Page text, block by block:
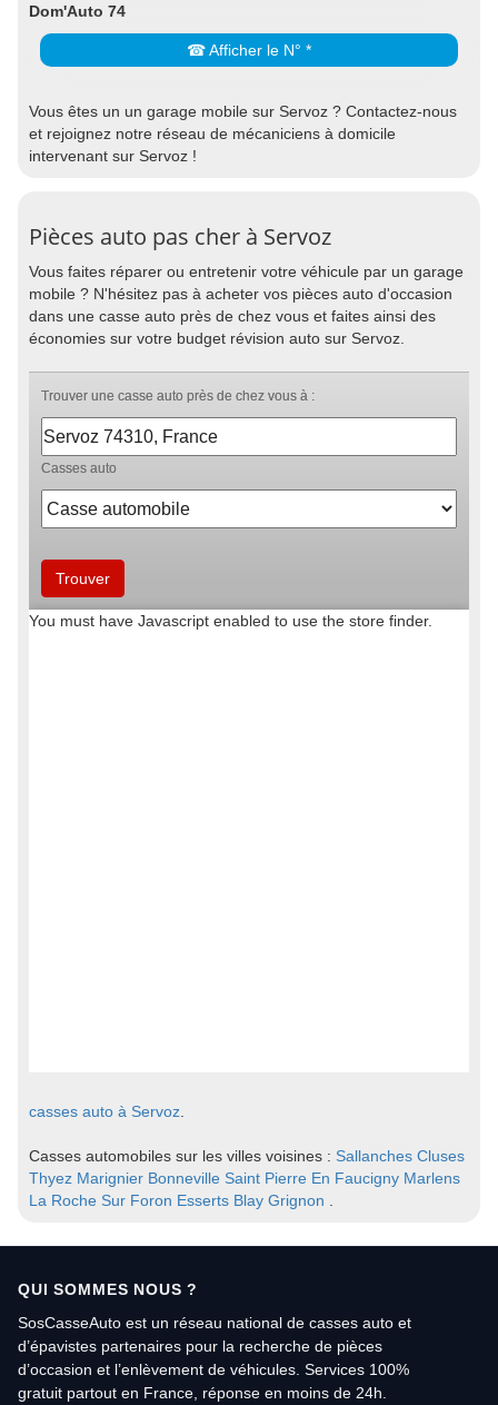
Dom'Auto 74
☎ Afficher le N° *
Vous êtes un un garage mobile sur Servoz ? Contactez-nous
et rejoignez notre réseau de mécaniciens à domicile
intervenant sur Servoz !
Pièces auto pas cher à Servoz
Vous faites réparer ou entretenir votre véhicule par un garage
mobile ? N'hésitez pas à acheter vos pièces auto d'occasion
dans une casse auto près de chez vous et faites ainsi des
économies sur votre budget révision auto sur Servoz.
casses auto à Servoz
Casses automobiles sur les villes voisines : Sallanches Cluses
Thyez Marignier Bonneville Saint Pierre En Faucigny Marlens
La Roche Sur Foron Esserts Blay Grignon
QUI SOMMES NOUS ?
SosCasseAuto est un réseau national de casses auto et
d’épavistes partenaires pour la recherche de pièces
d’occasion et l’enlèvement de véhicules. Services 100%
gratuit partout en France, réponse en moins de 24h.